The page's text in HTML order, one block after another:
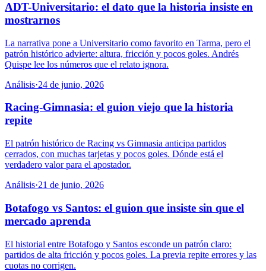
ADT-Universitario: el dato que la historia insiste en
mostrarnos
La narrativa pone a Universitario como favorito en Tarma, pero el
patrón histórico advierte: altura, fricción y pocos goles. Andrés
Quispe lee los números que el relato ignora.
Análisis·24 de junio, 2026
Racing-Gimnasia: el guion viejo que la historia
repite
El patrón histórico de Racing vs Gimnasia anticipa partidos
cerrados, con muchas tarjetas y pocos goles. Dónde está el
verdadero valor para el apostador.
Análisis·21 de junio, 2026
Botafogo vs Santos: el guion que insiste sin que el
mercado aprenda
El historial entre Botafogo y Santos esconde un patrón claro:
partidos de alta fricción y pocos goles. La previa repite errores y las
cuotas no corrigen.